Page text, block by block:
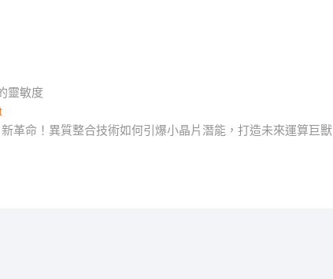
靈敏度
Next
post:革命！異質整合技術如何引爆小晶片潛能，打造未來運算巨獸